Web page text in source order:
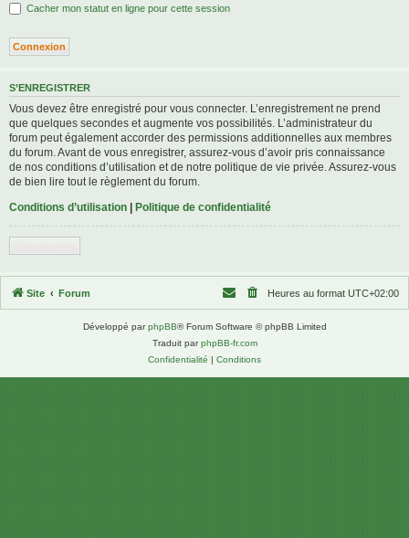
Cacher mon statut en ligne pour cette session
S’ENREGISTRER
Vous devez être enregistré pour vous connecter. L’enregistrement ne prend
que quelques secondes et augmente vos possibilités. L’administrateur du
forum peut également accorder des permissions additionnelles aux membres
du forum. Avant de vous enregistrer, assurez-vous d’avoir pris connaissance
de nos conditions d’utilisation et de notre politique de vie privée. Assurez-vous
de bien lire tout le règlement du forum.
Conditions d’utilisation | Politique de confidentialité
Site Forum Heures au format UTC+02:00
Développé parphpBB® Forum Software © phpBB Limited
Traduit parphpBB-fr.com
Confidentialité | Conditions